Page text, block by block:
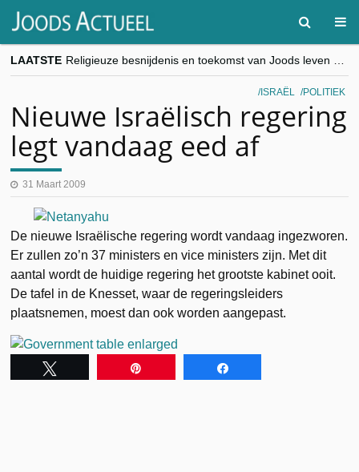
LAATSTE
“Besnijdenisdebat toont hoe moeilijk seculiere Westen minderheden begrijpt”, Jinnih Beels (Vooruit)
CITYTRIP | ROEMENIË – Boekarest: de verrassing van Oost-Europa
goKosher lanceert nieuwe website en samenwerking met Mishpacha voor kosher travel en simchas wereldwijd
ISRAËL POLITIEK
Nieuwe Israëlisch regering
legt vandaag eed af
31 Maart 2009
De nieuwe Israëlische regering wordt vandaag ingezworen.
Er zullen zo’n 37 ministers en vice ministers zijn. Met dit
aantal wordt de huidige regering het grootste kabinet ooit.
De tafel in de Knesset, waar de regeringsleiders
plaatsnemen, moest dan ook worden aangepast.